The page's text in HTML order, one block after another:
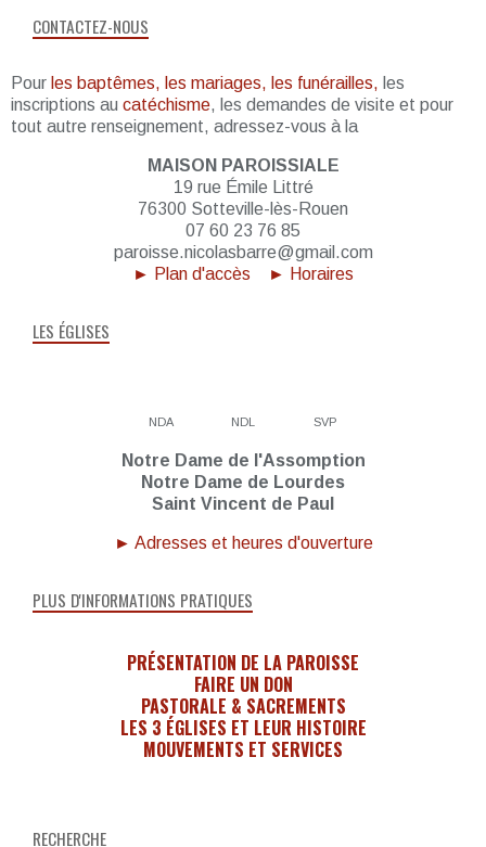
RECHERCHE
CONTACTEZ-NOUS
Pour les baptêmes, les mariages, les funérailles, les
inscriptions au catéchisme, les demandes de visite et pour
tout autre renseignement, adressez-vous à la
MAISON PAROISSIALE
19 rue Émile Littré
76300 Sotteville-lès-Rouen
07 60 23 76 85
paroisse.nicolasbarre@gmail.com
► Plan d'accès
► Horaires
LES ÉGLISES
NDA NDL SVP
Notre Dame de l'Assomption
Notre Dame de Lourdes
Saint Vincent de Paul
► Adresses et heures d'ouverture
PLUS D'INFORMATIONS PRATIQUES
PRÉSENTATION DE LA PAROISSE
FAIRE UN DON
PASTORALE & SACREMENTS
LES 3 ÉGLISES ET LEUR HISTOIRE
MOUVEMENTS ET SERVICES